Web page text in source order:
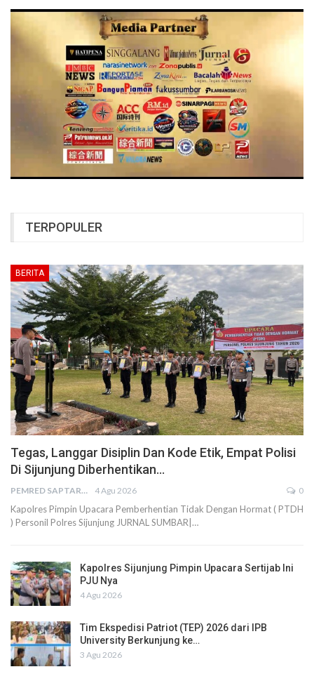
TERPOPULER
BERITA
Tegas, Langgar Disiplin Dan Kode Etik, Empat Polisi
Di Sijunjung Diberhentikan…
PEMRED SAPTARIUS 4 Agu 2026 0
Kapolres Pimpin Upacara Pemberhentian Tidak Dengan Hormat ( PTDH
) Personil Polres Sijunjung JURNAL SUMBAR|…
Kapolres Sijunjung Pimpin Upacara Sertijab Ini
PJU Nya
4 Agu 2026
Tim Ekspedisi Patriot (TEP) 2026 dari IPB
University Berkunjung ke…
3 Agu 2026